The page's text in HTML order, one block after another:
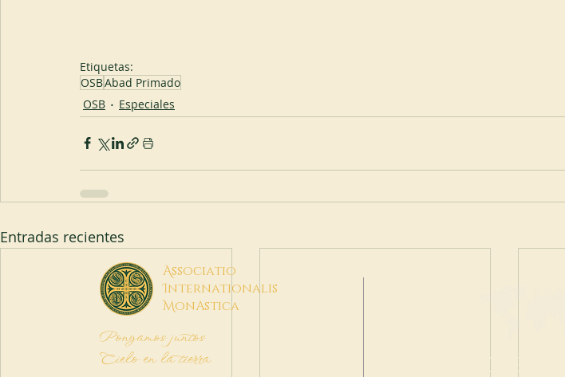
Etiquetas:
OSBAbad Primado
OSB
Especiales
Entradas recientes
Associatio
Internationalis
MonAstica
Pongamos juntos
Cielo en la tierra
HAGA